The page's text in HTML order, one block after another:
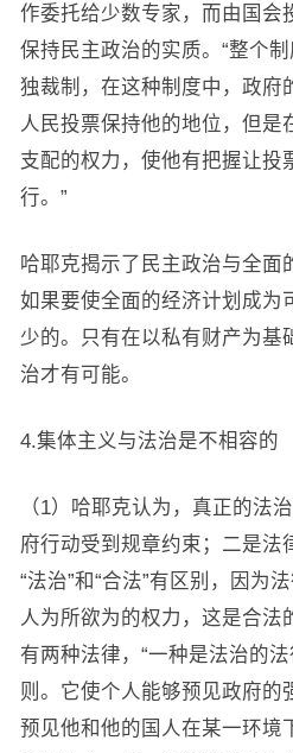
作委托给少数专家，而由国会
保持民主政治的实质。“整个
独裁制，在这种制度中，政府
人民投票保持他的地位，但是
支配的权力，使他有把握让投
行。”
哈耶克揭示了民主政治与全面
如果要使全面的经济计划成为
少的。只有在以私有财产为基
治才有可能。
4.集体主义与法治是不相容的
（1）哈耶克认为，真正的法
府行动受到规章约束；二是法
“法治”和“合法”有区别，因为
人为所欲为的权力，这是合法
有两种法律，“一种是法治的
则。它使个人能够预见政府的
预见他和他的国人在某一环境